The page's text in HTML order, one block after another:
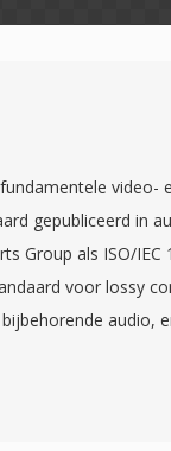
video-
gepubliceerd in
Group als ISO/IEC
voor lossy
audio,
navolgende